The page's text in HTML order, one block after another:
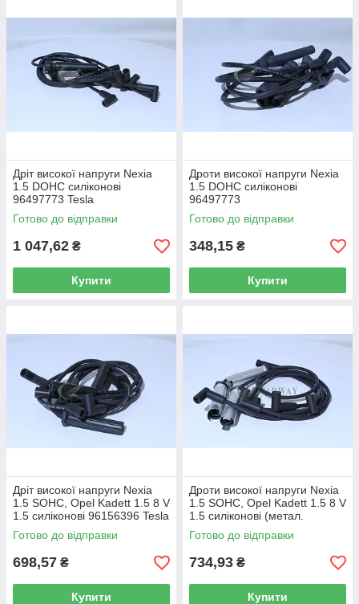
Дріт високої напруги Nexia
1.5 DOHC силіконові
96497773 Tesla
Готово до відправки
1 047,62 ₴
Купити
Дроти високої напруги Nexia
1.5 DOHC силіконові
96497773
Готово до відправки
348,15 ₴
Купити
Дріт високої напруги Nexia
1.5 SOHC, Opel Kadett 1.5 8 V
1.5 силіконові 96156396 Tesla
Готово до відправки
698,57 ₴
Купити
Дроти високої напруги Nexia
1.5 SOHC, Opel Kadett 1.5 8 V
1.5 силіконові (метал.
наконечник) 96156396
Готово до відправки
734,93 ₴
Купити